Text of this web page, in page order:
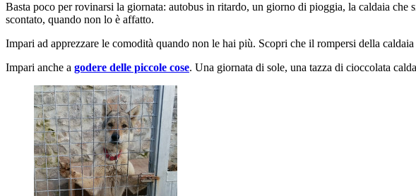
Basta poco per rovinarsi la giornata: autobus in ritardo, un giorno di pioggia, la caldaia che
scontato, quando non lo è affatto.
Impari ad apprezzare le comodità quando non le hai più. Scopri che il rompersi della
Impari anche a godere delle piccole cose. Una giornata di sole, una tazza di cioccolata